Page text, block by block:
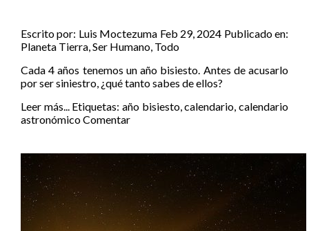
Escrito por: Luis Moctezuma Feb 29, 2024 Publicado en:
Planeta Tierra,Ser Humano, Todo
Cada 4 años tenemos un año bisiesto. Antes de acusarlo
por ser siniestro, ¿qué tanto sabes de ellos?
Leer más... Etiquetas:año bisiesto,calendario,calendario
astronómicoComentar